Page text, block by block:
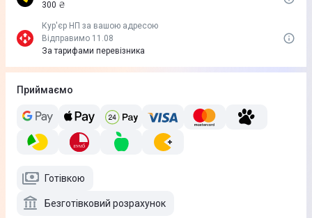
300 ₴
Кур'єр НП за вашою адресою
Відправимо 11.08
За тарифами перевізника
Приймаємо
Готівкою
Безготівковий розрахунок